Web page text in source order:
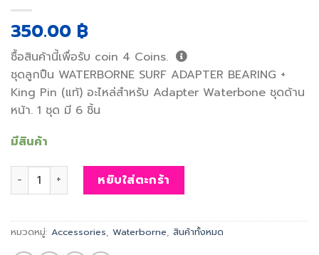
350.00 ฿
ซื้อสินค้านี้เพื่อรับ coin 4 Coins.
ชุดลูกปืน WATERBORNE SURF ADAPTER BEARING +
King Pin (แท้) อะไหล่สำหรับ Adapter Waterbone ชุดด้าน
หน้า. 1 ชุด มี 6 ชิ้น
มีสินค้า
จำนวน WATERBORNE: SURF ADAPTER BUSHING (แท้) ชิ้น
หยิบใส่ตะกร้า
หมวดหมู่: Accessories Waterborne สินค้าทั้งหมด